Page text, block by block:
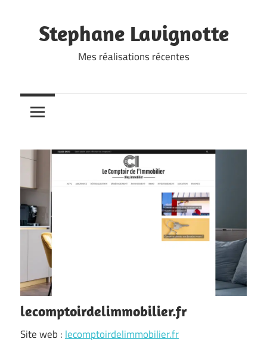
contentStephane Lavignotte
Mes réalisations récentes
lecomptoirdelimmobilier.fr
Site web : lecomptoirdelimmobilier.fr